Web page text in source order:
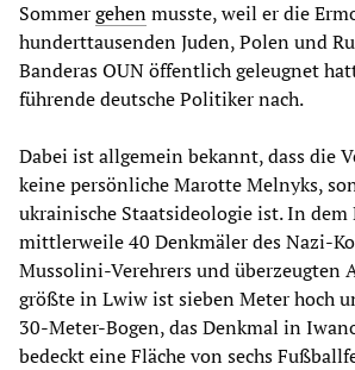
Sommergehenmusste, weil er die
hunderttausenden Juden, Polen und
Banderas OUN öffentlich geleugnet
führende deutsche Politiker nach.
Dabei ist allgemein bekannt, dass die
keine persönliche Marotte Melnyks,
ukrainische Staatsideologie ist. In dem
mittlerweile 40 Denkmäler des Nazi-
Mussolini-Verehrers und überzeugten
größte in Lwiw ist sieben Meter hoch
30-Meter-Bogen, das Denkmal in
bedeckt eine Fläche von sechs